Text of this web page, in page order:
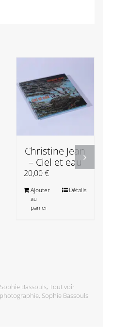
Christine Jean
– Ciel et eau
20,00€
Ajouter
au
panier
Détails
Sophie Bassouls, Tout voir
photographie, Sophie Bassouls